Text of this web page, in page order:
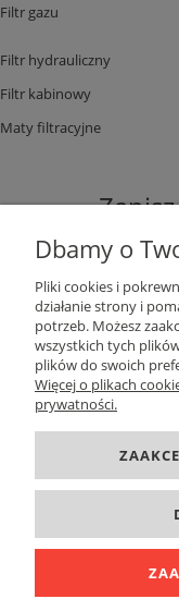
Filtr gazu
Filtr hydrauliczny
Filtr kabinowy
Maty filtracyjne
Dbamy o
Pliki cookies i
działanie strony i
potrzeb. Możesz
wszystkich tych
plików do swoich
Więcej o plikach
prywatności.